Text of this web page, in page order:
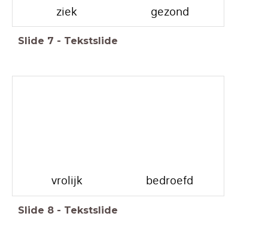
ziek gezond
Slide 7 - Tekstslide
vrolijk bedroefd
Slide 8 - Tekstslide